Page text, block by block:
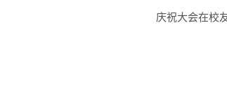
庆祝大会在校